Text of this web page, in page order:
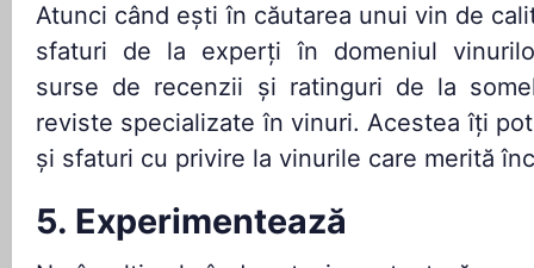
Atunci când ești în căutarea unui vin de
sfaturi de la experți în domeniul
surse de recenzii și ratinguri de la
reviste specializate în vinuri. Acestea îți
și sfaturi cu privire la vinurile care merită
5. Experimentează